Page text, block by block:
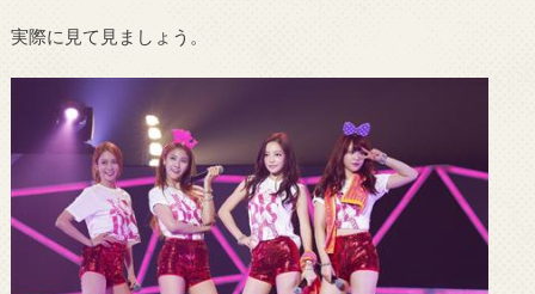
実際に見て見ましょう。